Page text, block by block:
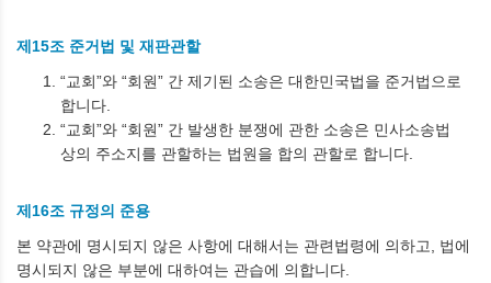
제15조 준거법 및 재판관할
“교회”와 “회원” 간 제기된 소송은 대한민국법을 준거법으로
합니다.
“교회”와 “회원” 간 발생한 분쟁에 관한 소송은 민사소송법
상의 주소지를 관할하는 법원을 합의 관할로 합니다.
제16조 규정의 준용
본 약관에 명시되지 않은 사항에 대해서는 관련법령에 의하고, 법에
명시되지 않은 부분에 대하여는 관습에 의합니다.